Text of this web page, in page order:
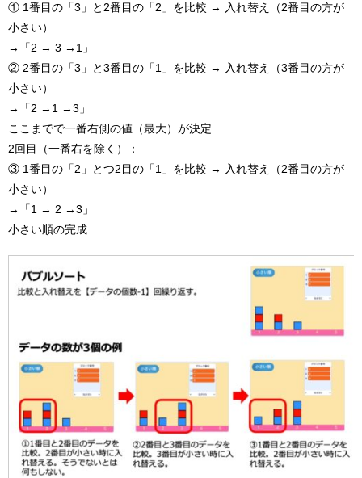
① 1番目の「3」と2番目の「2」を比較 → 入れ替え（2番目の方が
小さい）
→「2 → 3 →1」
② 2番目の「3」と3番目の「1」を比較 → 入れ替え（3番目の方が
小さい）
→「2 →1 →3」
ここまでで一番右側の値（最大）が決定
2回目（一番右を除く）：
③ 1番目の「2」とつ2目の「1」を比較 → 入れ替え（2番目の方が
小さい）
→「1 → 2 →3」
小さい順の完成